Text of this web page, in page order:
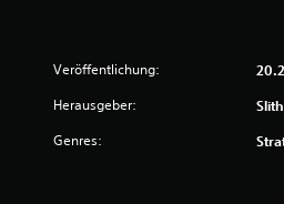
Veröffentlichung:
Herausgeber:
Genres: